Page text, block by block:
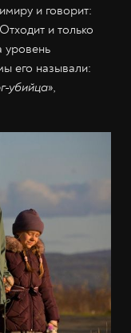
и говорит:
Отходит и только
уровень
его называли:
убийца»,